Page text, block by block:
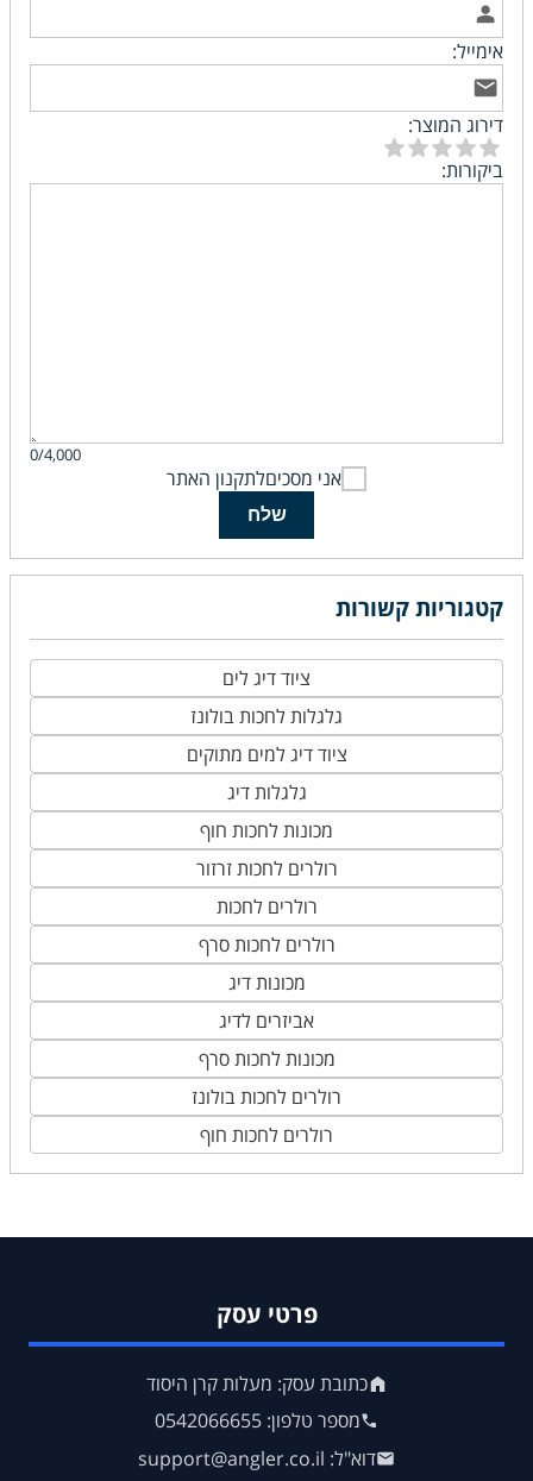
אימייל:
דירוג המוצר:
ביקורות:
0/4,000
אני מסכיםלתקנון האתר
שלח
קטגוריות קשורות
ציוד דיג לים
גלגלות לחכות בולונז
ציוד דיג למים מתוקים
גלגלות דיג
מכונות לחכות חוף
רולרים לחכות זרזור
רולרים לחכות
רולרים לחכות סרף
מכונות דיג
אביזרים לדיג
מכונות לחכות סרף
רולרים לחכות בולונז
רולרים לחכות חוף
פרטי עסק
כתובת עסק: מעלות קרן היסוד
מספר טלפון: 0542066655
דוא"ל: support@angler.co.il